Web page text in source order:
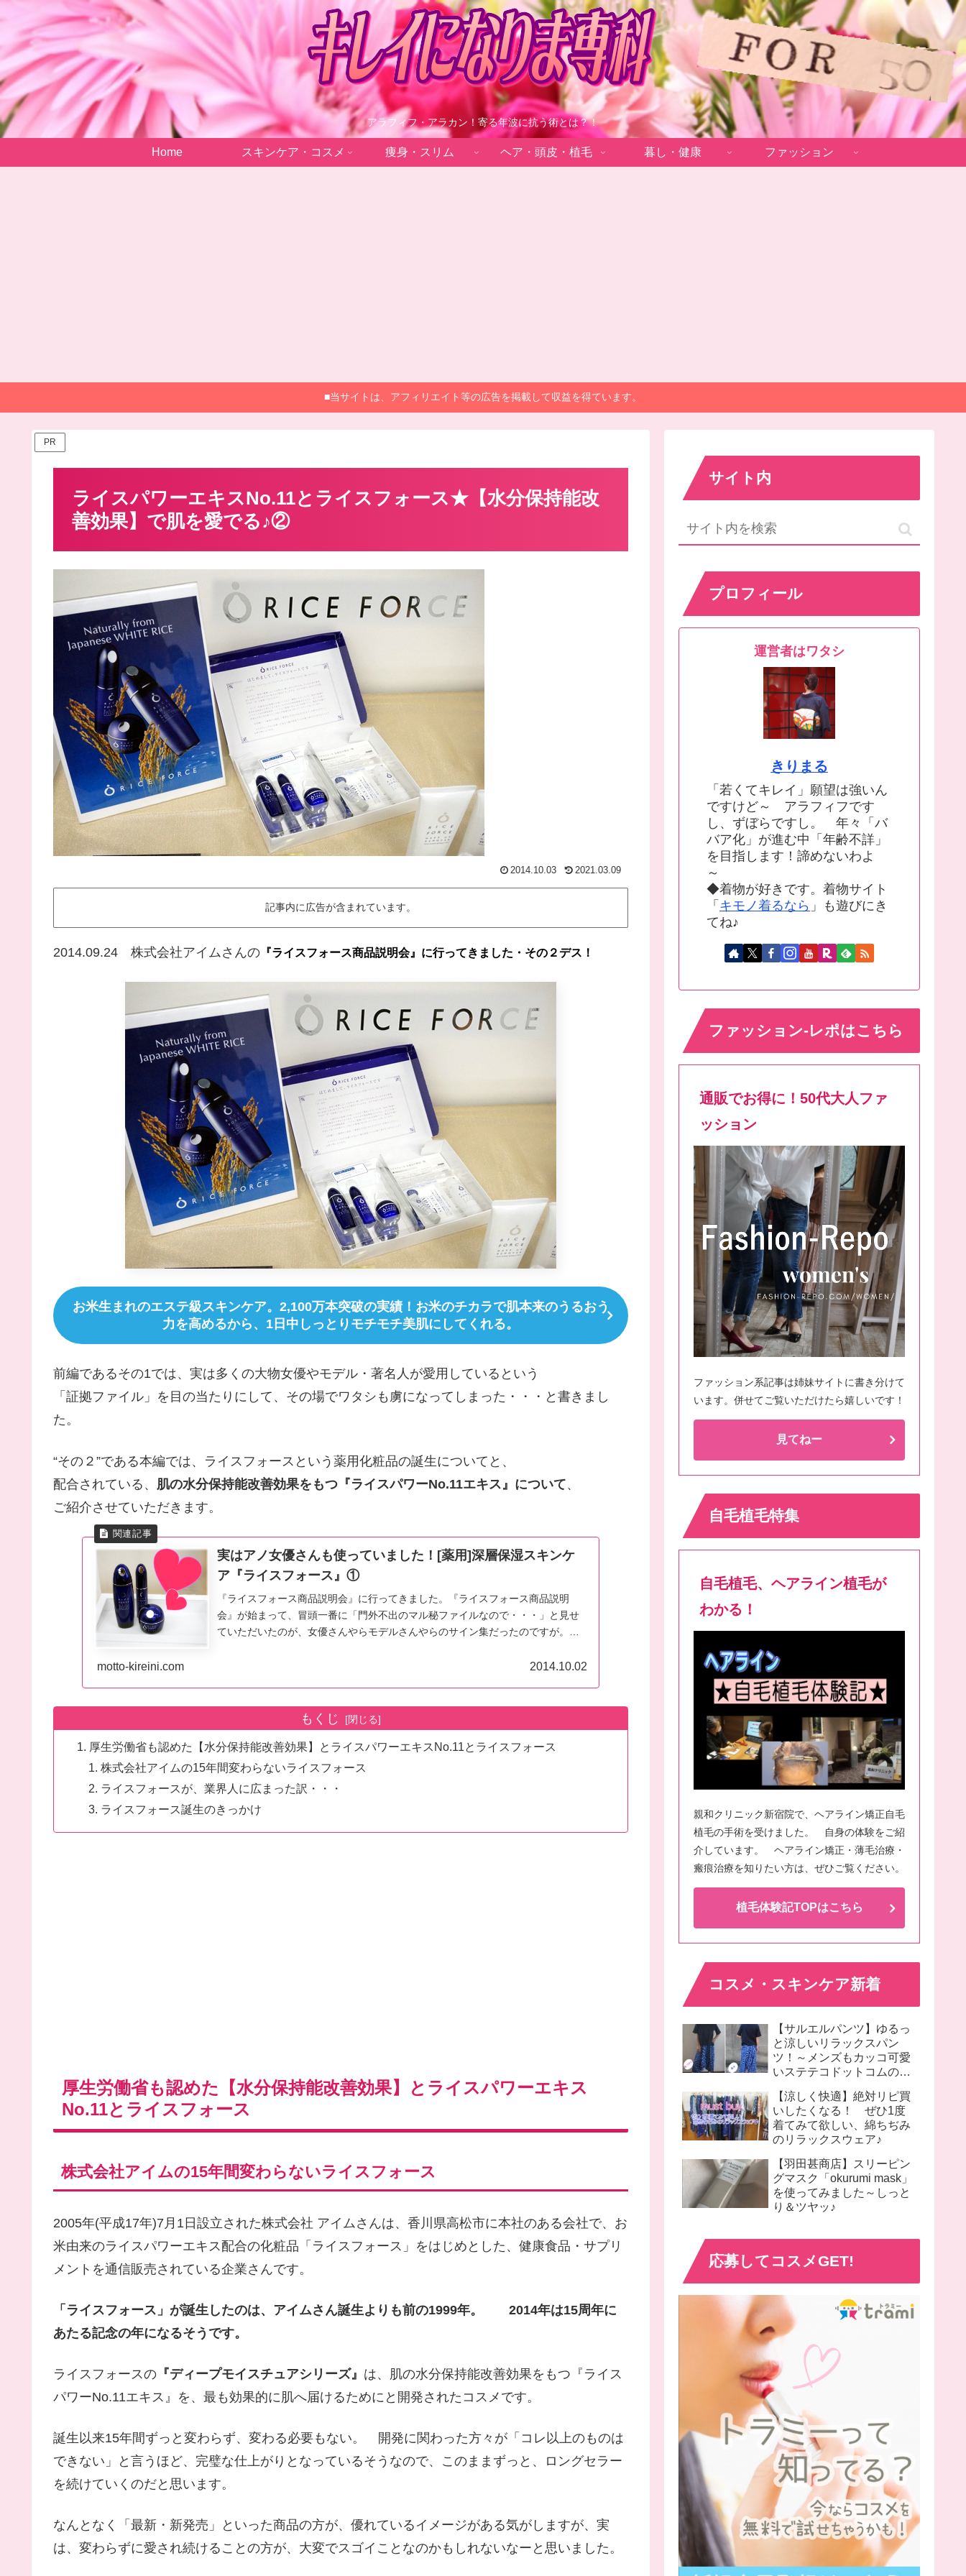
アラフィフ・アラカン！寄る年波に抗う術とは？！
Home スキンケア・コスメ 痩身・スリム ヘア・頭皮・植毛 暮し・健康 ファッション
■当サイトは、アフィリエイト等の広告を掲載して収益を得ています。
PR
ライスパワーエキスNo.11とライスフォース★【水分保持能改
善効果】で肌を愛でる♪②
2014.10.03 2021.03.09
記事内に広告が含まれています。
2014.09.24 株式会社アイムさんの 『ライスフォース商品説明会』に行ってきました・その２デス！
お米生まれのエステ級スキンケア。2,100万本突破の実績！お米のチカラで肌本来のうるおう
力を高めるから、1日中しっとりモチモチ美肌にしてくれる。
前編であるその1では、実は多くの大物女優やモデル・著名人が愛用しているという
「証拠ファイル」を目の当たりにして、その場でワタシも虜になってしまった・・・と書きまし
た。
“その２”である本編では、ライスフォースという薬用化粧品の誕生についてと、
配合されている、 肌の水分保持能改善効果をもつ『ライスパワーNo.11エキス』について、
ご紹介させていただきます。
実はアノ女優さんも使っていました！[薬用]深層保湿スキンケ
ア『ライスフォース』①
『ライスフォース商品説明会』に行ってきました。『ライスフォース商品説明
会』が始まって、冒頭一番に「門外不出のマル秘ファイルなので・・・」と見せ
ていただいたのが、女優さんやらモデルさんやらのサイン集だったのですが。表
てるのーーー？！」と、大人の世界のしがらみをヒシと感じました（笑） でも
motto-kireini.com 2014.10.02
もくじ
厚生労働省も認めた【水分保持能改善効果】とライスパワーエキスNo.11とライスフォース
株式会社アイムの15年間変わらないライスフォース
ライスフォースが、業界人に広まった訳・・・
ライスフォース誕生のきっかけ
厚生労働省も認めた【水分保持能改善効果】とライスパワーエキス
No.11とライスフォース
株式会社アイムの15年間変わらないライスフォース
2005年(平成17年)7月1日設立された株式会社 アイムさんは、香川県高松市に本社のある会社で、お
米由来のライスパワーエキス配合の化粧品「ライスフォース」をはじめとした、健康食品・サプリ
メントを通信販売されている企業さんです。
「ライスフォース」が誕生したのは、アイムさん誕生よりも前の1999年。 2014年は15周年に
あたる記念の年になるそうです。
ライスフォースの 『ディープモイスチュアシリーズ』 は、肌の水分保持能改善効果をもつ『ライス
パワーNo.11エキス』を、最も効果的に肌へ届けるためにと開発されたコスメです。
誕生以来15年間ずっと変わらず、変わる必要もない。 開発に関わった方々が「コレ以上のものは
できない」と言うほど、完璧な仕上がりとなっているそうなので、このままずっと、ロングセラー
を続けていくのだと思います。
なんとなく「最新・新発売」といった商品の方が、優れているイメージがある気がしますが、実
は、変わらずに愛され続けることの方が、大変でスゴイことなのかもしれないなーと思いました。
サイト内
プロフィール
運営者はワタシ
きりまる
「若くてキレイ」願望は強いん
ですけど～ アラフィフです
し、ずぼらですし。 年々「バ
バア化」が進む中「年齢不詳」
を目指します！諦めないわよ
～
◆着物が好きです。着物サイト
「 キモノ着るなら 」も遊びにき
てね♪
ファッション-レポはこちら
通販でお得に！50代大人ファ
ッション
ファッション系記事は姉妹サイトに書き分けて
います。併せてご覧いただけたら嬉しいです！
見てねー
自毛植毛特集
自毛植毛、ヘアライン植毛が
わかる！
親和クリニック新宿院で、ヘアライン矯正自毛
植毛の手術を受けました。 自身の体験をご紹
介しています。 ヘアライン矯正・薄毛治療・
瘢痕治療を知りたい方は、ぜひご覧ください。
植毛体験記TOPはこちら
コスメ・スキンケア新着
【サルエルパンツ】ゆるっ
と涼しいリラックスパン
ツ！～メンズもカッコ可愛
いステテコドットコムのモ
【涼しく快適】絶対リピ買
いしたくなる！ ぜひ1度
着てみて欲しい、綿ちぢみ
のリラックスウェア♪
【羽田甚商店】スリーピン
グマスク「okurumi mask」
を使ってみました～しっと
り＆ツヤッ♪
応募してコスメGET!